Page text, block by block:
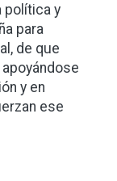
política y
para
de que
y en
ese